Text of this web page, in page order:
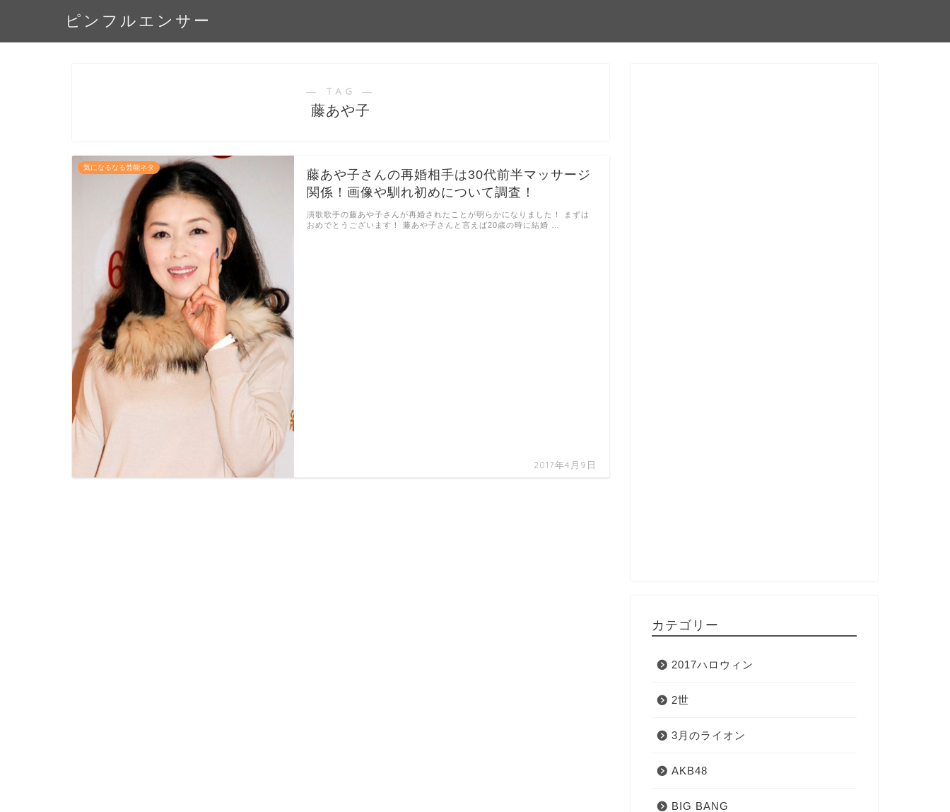
ピンフルエンサー
― TAG ―
藤あや子
気になるなる芸能ネタ
藤あや子さんの再婚相手は30代前半マッサージ
関係！画像や馴れ初めについて調査！
2017年4月9日
演歌歌手の藤あや子さんが再婚されたことが明らかになりました！ まずは
おめでとうございます！ 藤あや子さんと言えば20歳の時に結婚 …
カテゴリー
2017ハロウィン
2世
3月のライオン
AKB48
BIG BANG